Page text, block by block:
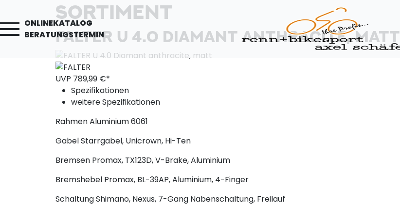
ONLINEKATALOG
BERATUNGSTERMIN
SORTIMENT
FALTER U 4.0 DIAMANT ANTHRACITE, MATT
UVP 789,99 €*
Spezifikationen
weitere Spezifikationen
RahmenAluminium 6061
GabelStarrgabel, Unicrown, Hi-Ten
Bremsen Promax, TX123D, V-Brake, Aluminium
Bremshebel Promax, BL-39AP, Aluminium, 4-Finger
SchaltungShimano, Nexus, 7-Gang Nabenschaltung, Freilauf